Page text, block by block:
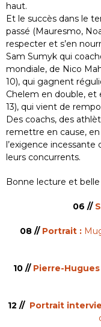
haut.
Et le succès dans le
passé (Mauresmo,
respecter et s’en
Sam Sumyk qui
mondiale, de Nico
10), qui gagnent
Chelem en double, et
13), qui vient de
Des coachs, des
remettre en cause,
l’exigence incessante
leurs concurrents.
Bonne lecture et belle
06 //
08 // Portrait :
10 // Pierre-
12 // Portrait